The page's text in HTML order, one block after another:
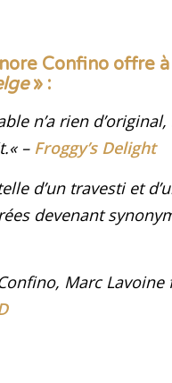
Confino offre
» :
n’a rien
.« – Froggy’s Delight
d’un travesti et
devenant
Marc